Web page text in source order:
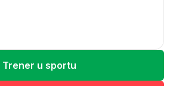
Trener u sportu